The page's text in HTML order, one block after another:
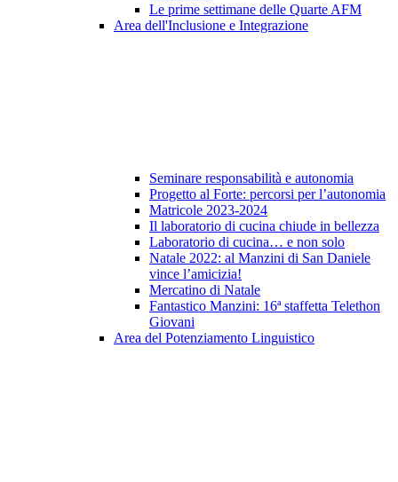
Le prime settimane delle Quarte AFM
Area dell'Inclusione e Integrazione
Seminare responsabilità e autonomia
Progetto al Forte: percorsi per l’autonomia
Matricole 2023-2024
Il laboratorio di cucina chiude in bellezza
Laboratorio di cucina… e non solo
Natale 2022: al Manzini di San Daniele
vince l’amicizia!
Mercatino di Natale
Fantastico Manzini: 16ª staffetta Telethon
Giovani
Area del Potenziamento Linguistico